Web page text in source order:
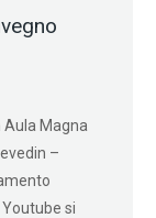
Aula Magna
–
si